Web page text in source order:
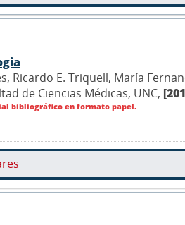
Ricardo E. Triquell, María
de Ciencias Médicas, UNC,
bibliográfico en formato papel.